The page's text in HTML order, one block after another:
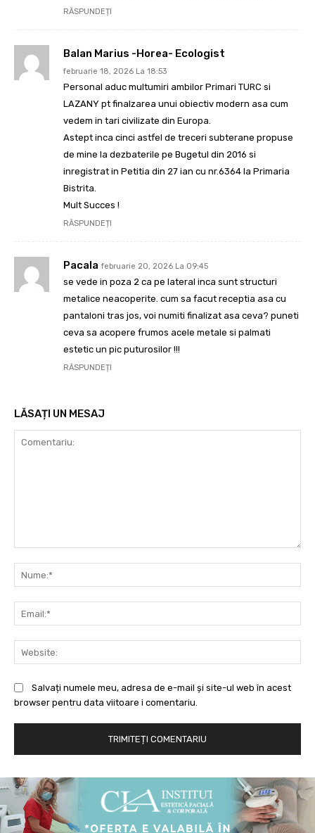
RĂSPUNDEȚI
Balan Marius -Horea- Ecologist
februarie 18, 2026 La 18:53
Personal aduc multumiri ambilor Primari TURC si
LAZANY pt finalzarea unui obiectiv modern asa cum
vedem in tari civilizate din Europa.
Astept inca cinci astfel de treceri subterane propuse
de mine la dezbaterile pe Bugetul din 2016 si
inregistrat in Petitia din 27 ian cu nr.6364 la Primaria
Bistrita.
Mult Succes !
RĂSPUNDEȚI
Pacala februarie 20, 2026 La 09:45
se vede in poza 2 ca pe lateral inca sunt structuri
metalice neacoperite. cum sa facut receptia asa cu
pantaloni tras jos, voi numiti finalizat asa ceva? puneti
ceva sa acopere frumos acele metale si palmati
estetic un pic puturosilor !!!
RĂSPUNDEȚI
LĂSAȚI UN MESAJ
Salvați numele meu, adresa de e-mail și site-ul web în acest
browser pentru data viitoare i comentariu.